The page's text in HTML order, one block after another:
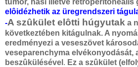
elôidézhetik az üregrendszeri
-A szûkület elôtti húgyutak a
következtében kitágulnak. A
eredményezi a veseszövet
veseparenchyma elvékonyodását,
beszûkülésével . Ez a szûkület